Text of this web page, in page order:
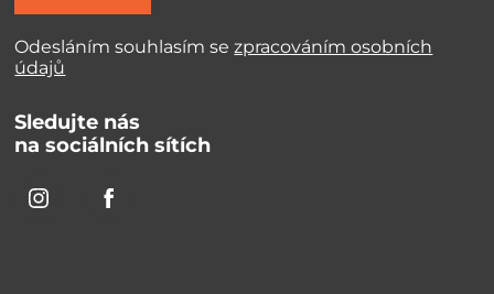
Odesláním souhlasím sezpracováním osobních
údajů
Sledujte nás
na sociálních sítích